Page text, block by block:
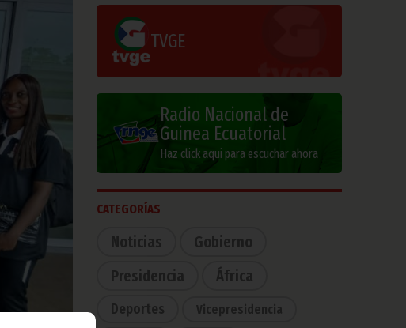
TVGE
Radio Nacional de
Guinea Ecuatorial
Haz click aquí para escuchar ahora
CATEGORÍAS
Noticias
Gobierno
Presidencia
África
Deportes Vicepresidencia